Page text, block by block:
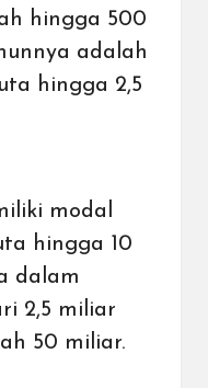
hingga 500
adalah
hingga 2,5
modal
hingga 10
dalam
2,5 miliar
50 miliar.